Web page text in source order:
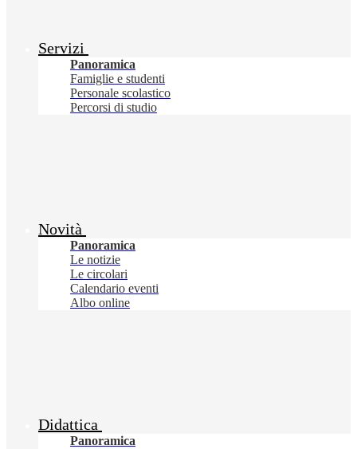
Servizi
Panoramica
Famiglie e studenti
Personale scolastico
Percorsi di studio
Novità
Panoramica
Le notizie
Le circolari
Calendario eventi
Albo online
Didattica
Panoramica